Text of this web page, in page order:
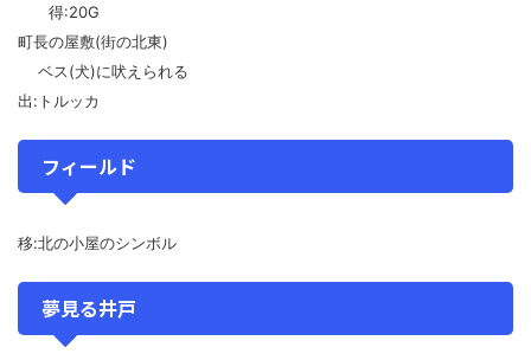
得:20G
町長の屋敷(街の北東)
ベス(犬)に吠えられる
出:トルッカ
フィールド
移:北の小屋のシンボル
夢見る井戸